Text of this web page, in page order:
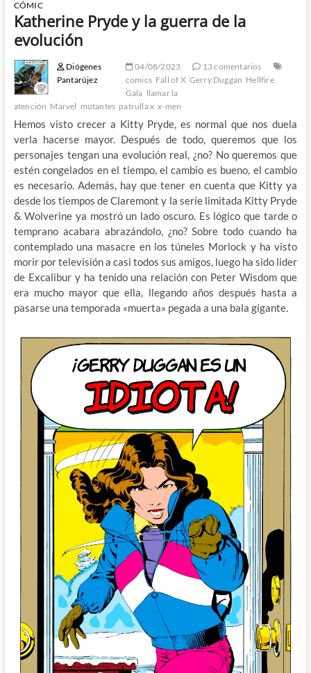
CÓMIC
Katherine Pryde y la guerra de la
evolución
Diógenes
Pantarújez
04/08/2023
13 comentarios
comics Fall of X Gerry Duggan Hellfire
Gala llamar la
atención Marvel mutantes patrulla x x-men
Hemos visto crecer a Kitty Pryde, es normal que nos duela
verla hacerse mayor. Después de todo, queremos que los
personajes tengan una evolución real, ¿no? No queremos que
estén congelados en el tiempo, el cambio es bueno, el cambio
es necesario. Además, hay que tener en cuenta que Kitty ya
desde los tiempos de Claremont y la serie limitada Kitty Pryde
& Wolverine ya mostró un lado oscuro. Es lógico que tarde o
temprano acabara abrazándolo, ¿no? Sobre todo cuando ha
contemplado una masacre en los túneles Morlock y ha visto
morir por televisión a casi todos sus amigos, luego ha sido lider
de Excalibur y ha tenido una relación con Peter Wisdom que
era mucho mayor que ella, llegando años después hasta a
pasarse una temporada «muerta» pegada a una bala gigante.